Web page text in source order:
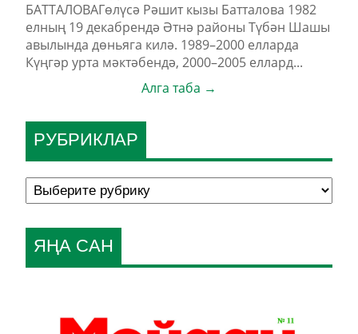
БАТТАЛОВАГөлүсә Рәшит кызы Батталова 1982
елның 19 декабрендә Әтнә районы Түбән Шашы
авылында дөньяга килә. 1989–2000 елларда
Күңгәр урта мәктәбендә, 2000–2005 еллард...
Алга таба →
РУБРИКЛАР
ЯҢА САН